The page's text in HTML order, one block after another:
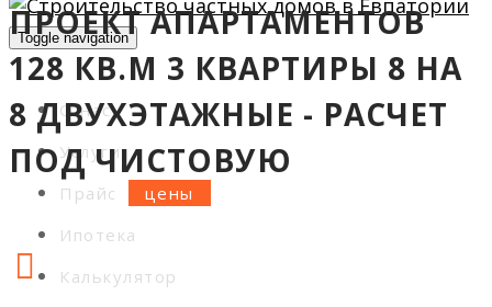
Toggle navigation
О нас
Услуги
Прайс
Ипотека
Калькулятор
ПРОЕКТ АПАРТАМЕНТОВ
128 КВ.М 3 КВАРТИРЫ 8 НА
8 ДВУХЭТАЖНЫЕ - РАСЧЕТ
ПОД ЧИСТОВУЮ